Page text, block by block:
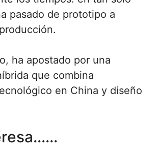
pasado de prototipo a
ha apostado por una
que combina
en China y diseño